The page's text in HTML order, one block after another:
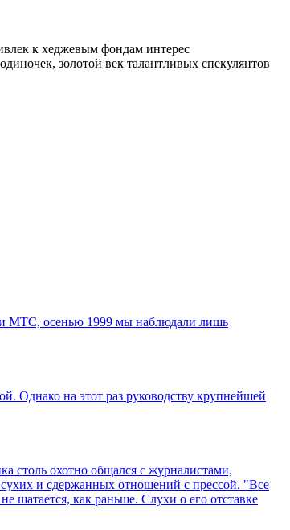
к хеджевым фондам интерес
золотой век талантливых спекулянтов
и МТС, осенью 1999 мы наблюдали лишь
Однако на этот раз руководству крупнейшей
столь охотно общался с журналистами,
и сдержанных отношений с прессой. "Все
шатается, как раньше. Слухи о его отставке